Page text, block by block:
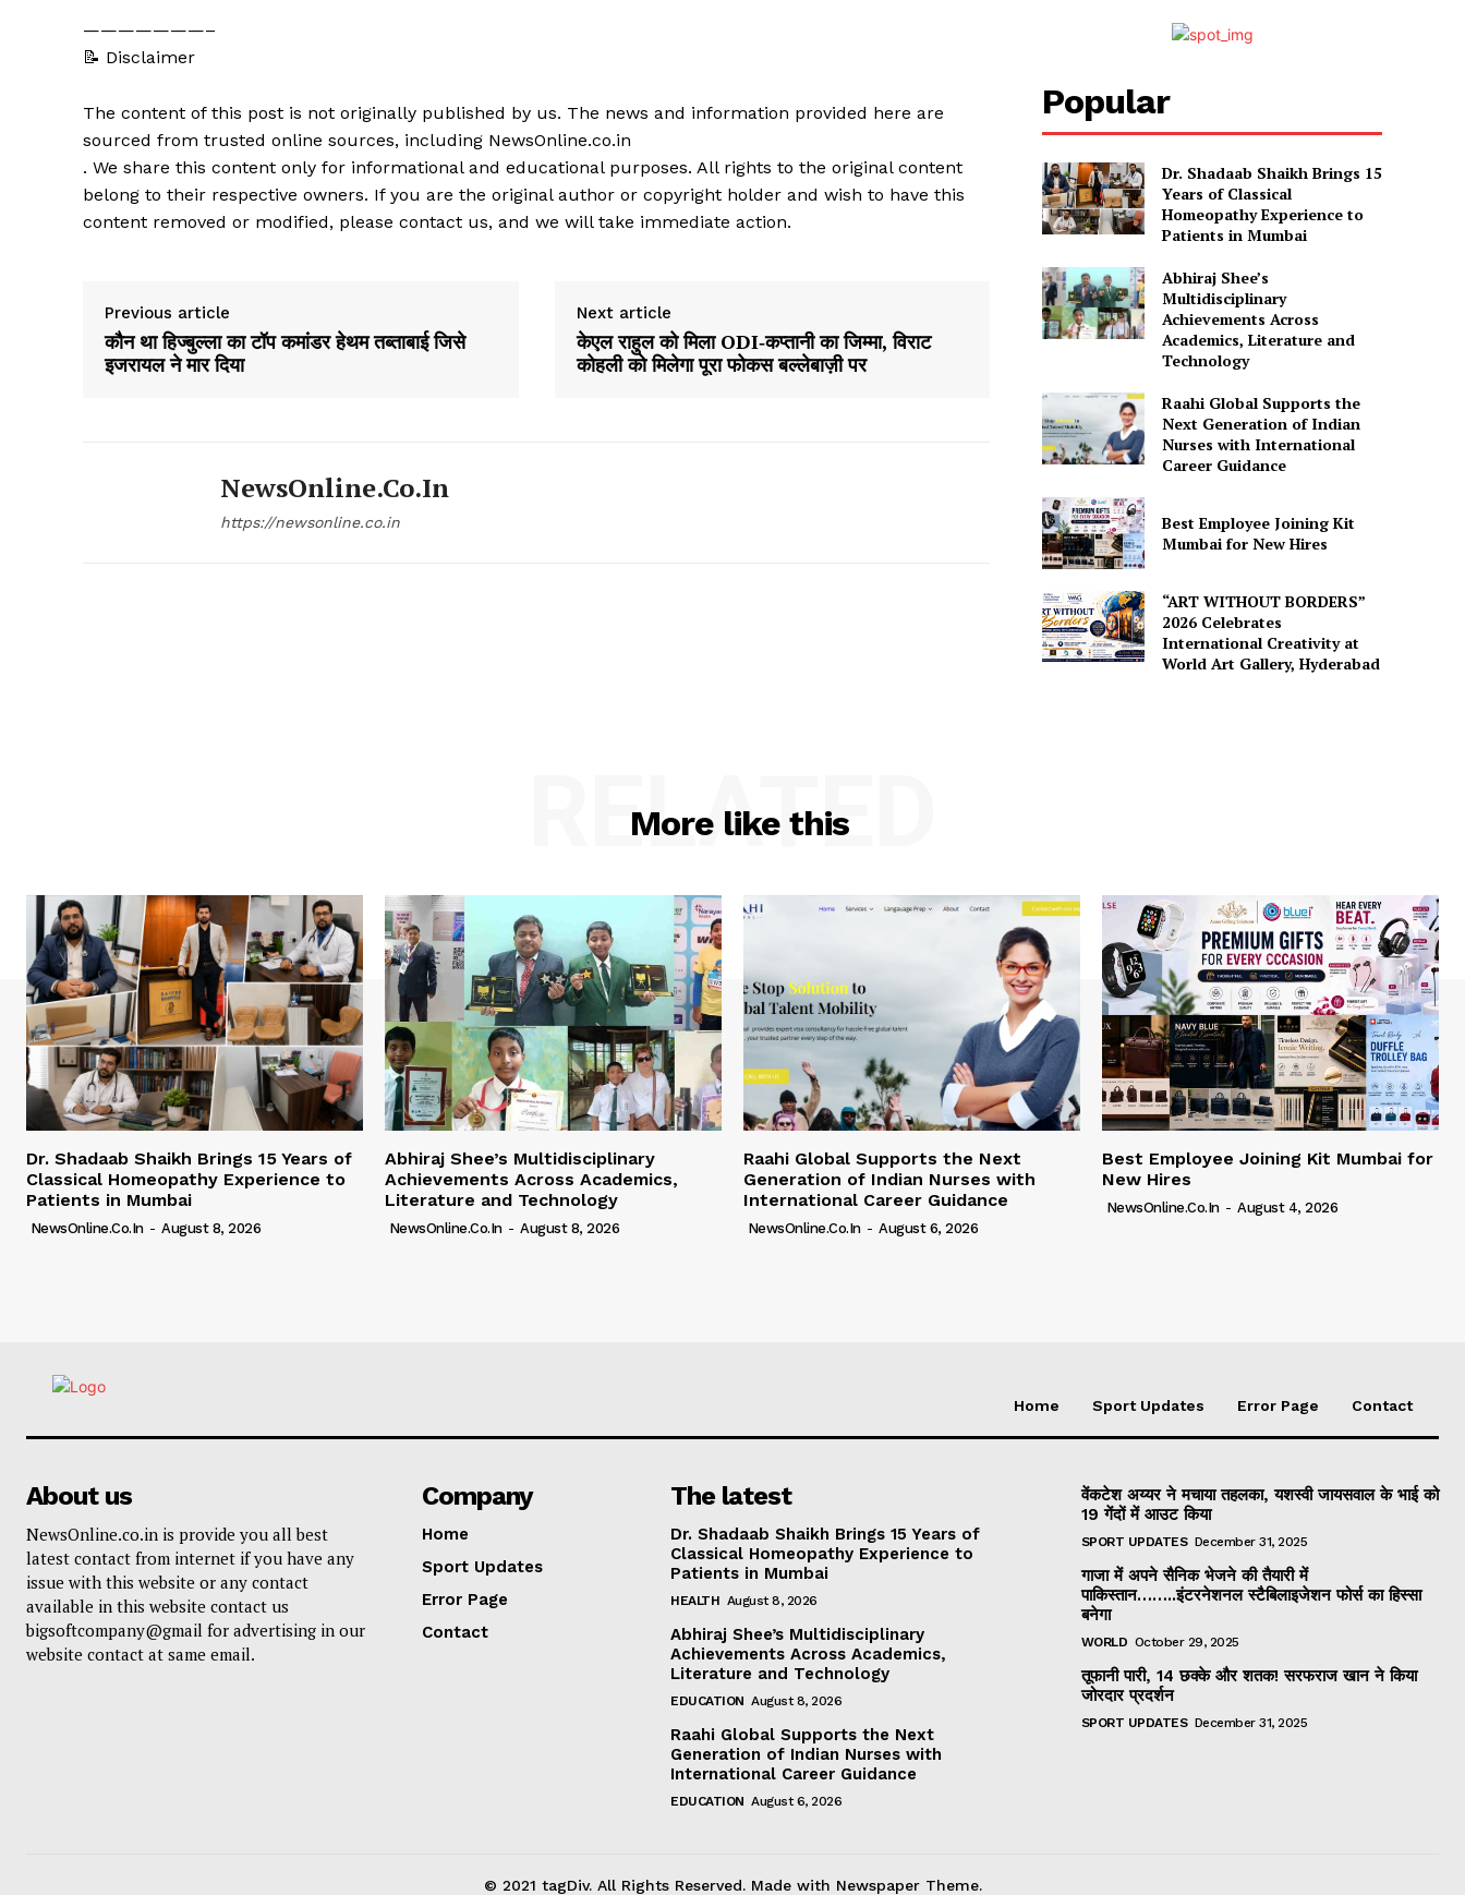
———————–
📝 Disclaimer
The content of this post is not originally published by us. The news and information provided here are
sourced from trusted online sources, including NewsOnline.co.in
. We share this content only for informational and educational purposes. All rights to the original content
belong to their respective owners. If you are the original author or copyright holder and wish to have this
content removed or modified, please contact us, and we will take immediate action.
Previous article
कौन था हिज्बुल्ला का टॉप कमांडर हेथम तब्ताबाई जिसे
इजरायल ने मार दिया
Next article
केएल राहुल को मिला ODI‑कप्तानी का जिम्मा, विराट
कोहली को मिलेगा पूरा फोकस बल्लेबाज़ी पर
NewsOnline.co.in
https://newsonline.co.in
Popular
Dr. Shadaab Shaikh Brings 15
Years of Classical
Homeopathy Experience to
Patients in Mumbai
Abhiraj Shee’s
Multidisciplinary
Achievements Across
Academics, Literature and
Technology
Raahi Global Supports the
Next Generation of Indian
Nurses with International
Career Guidance
Best Employee Joining Kit
Mumbai for New Hires
“ART WITHOUT BORDERS”
2026 Celebrates
International Creativity at
World Art Gallery, Hyderabad
More like this
RELATED
Dr. Shadaab Shaikh Brings 15 Years of
Classical Homeopathy Experience to
Patients in Mumbai
NewsOnline.co.in - August 8, 2026
Abhiraj Shee’s Multidisciplinary
Achievements Across Academics,
Literature and Technology
NewsOnline.co.in - August 8, 2026
Raahi Global Supports the Next
Generation of Indian Nurses with
International Career Guidance
NewsOnline.co.in - August 6, 2026
Best Employee Joining Kit Mumbai for
New Hires
NewsOnline.co.in - August 4, 2026
Home Sport Updates Error Page Contact
About us
NewsOnline.co.in is provide you all best
latest contact from internet if you have any
issue with this website or any contact
available in this website contact us
bigsoftcompany@gmail for advertising in our
website contact at same email.
Company
Home
Sport Updates
Error Page
Contact
The latest
Dr. Shadaab Shaikh Brings 15 Years of
Classical Homeopathy Experience to
Patients in Mumbai
HEALTH August 8, 2026
Abhiraj Shee’s Multidisciplinary
Achievements Across Academics,
Literature and Technology
EDUCATION August 8, 2026
Raahi Global Supports the Next
Generation of Indian Nurses with
International Career Guidance
EDUCATION August 6, 2026
वेंकटेश अय्यर ने मचाया तहलका, यशस्वी जायसवाल के भाई को
19 गेंदों में आउट किया
SPORT UPDATES December 31, 2025
गाजा में अपने सैनिक भेजने की तैयारी में
पाकिस्तान……..इंटरनेशनल स्टैबिलाइजेशन फोर्स का हिस्सा
बनेगा
WORLD October 29, 2025
तूफानी पारी, 14 छक्के और शतक! सरफराज खान ने किया
जोरदार प्रदर्शन
SPORT UPDATES December 31, 2025
© 2021 tagDiv. All Rights Reserved. Made with Newspaper Theme.